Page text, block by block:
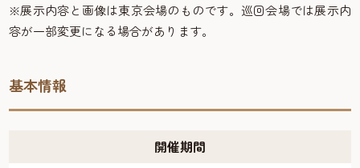
※展示内容と画像は東京会場のものです。巡回会場では展示内
容が一部変更になる場合があります。
基本情報
開催期間